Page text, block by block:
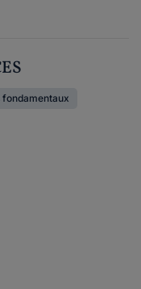
fondamentaux